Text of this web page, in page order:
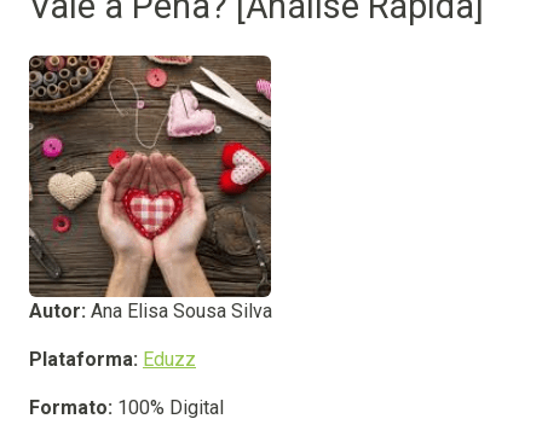
Autor: Ana Elisa Sousa Silva
Plataforma: Eduzz
Formato: 100% Digital